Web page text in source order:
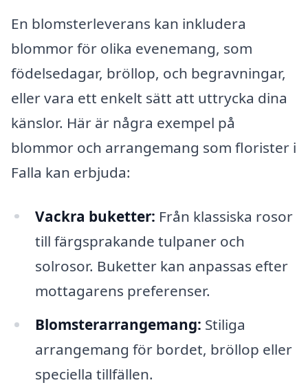
En blomsterleverans kan inkludera
blommor för olika evenemang, som
födelsedagar, bröllop, och begravningar,
eller vara ett enkelt sätt att uttrycka dina
känslor. Här är några exempel på
blommor och arrangemang som florister i
Falla kan erbjuda:
Vackra buketter: Från klassiska rosor
till färgsprakande tulpaner och
solrosor. Buketter kan anpassas efter
mottagarens preferenser.
Blomsterarrangemang: Stiliga
arrangemang för bordet, bröllop eller
speciella tillfällen.